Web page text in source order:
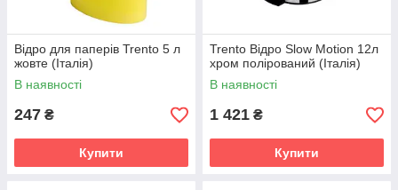
Відро для паперів Trento 5 л
жовте (Італія)
В наявності
247 ₴
Купити
Trento Відро Slow Motion 12л
хром полірований (Італія)
В наявності
1 421 ₴
Купити